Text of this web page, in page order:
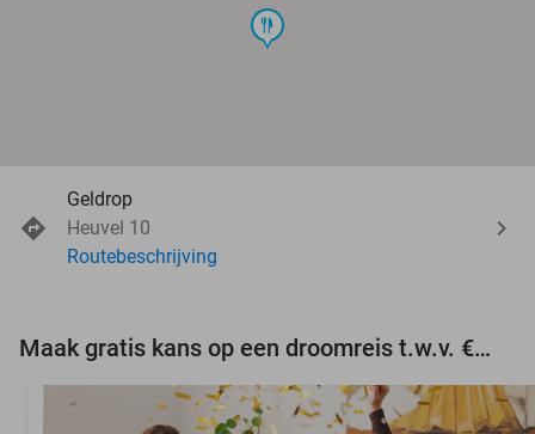
food
Geldrop
Heuvel 10
Routebeschrijving
Maak gratis kans op een droomreis t.w.v. €3.000!